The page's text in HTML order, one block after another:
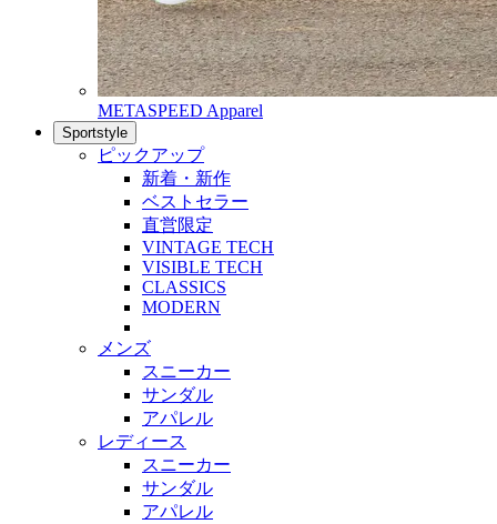
METASPEED Apparel
Sportstyle
ピックアップ
新着・新作
ベストセラー
直営限定
VINTAGE TECH
VISIBLE TECH
CLASSICS
MODERN
メンズ
スニーカー
サンダル
アパレル
レディース
スニーカー
サンダル
アパレル